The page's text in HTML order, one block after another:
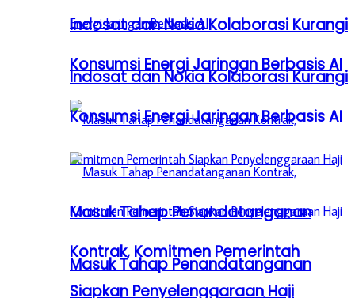
Indosat dan Nokia Kolaborasi Kurangi
Konsumsi Energi Jaringan Berbasis AI
Masuk Tahap Penandatanganan
Kontrak, Komitmen Pemerintah
Siapkan Penyelenggaraan Haji
Indosat dan Nokia Kolaborasi Kurangi
Konsumsi Energi Jaringan Berbasis AI
Masuk Tahap Penandatanganan